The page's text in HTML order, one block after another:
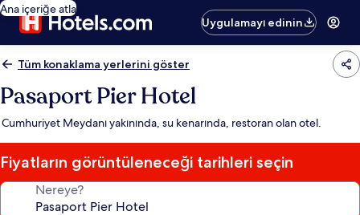
Ana içeriğe atla
Uygulamayı edinin
Tüm konaklama yerlerini göster
Pasaport Pier Hotel
Cumhuriyet Meydanı yakınında, su kenarında, restoran olan otel.
Fiyatların görüntüleneceği tarihleri seçin
Nereye?